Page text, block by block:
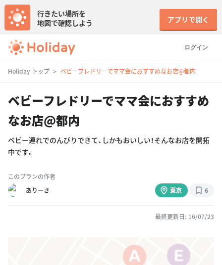
ログイン
行きたい場所を
地図で確認しよう
アプリで開く
Holiday トップ ベビーフレドリーでママ会におすすめなお店@都内
ベビーフレドリーでママ会におすすめ
なお店@都内
ベビー連れでのんびりできて、しかもおいしい！そんなお店を開拓
中です。
このプランの作者
ありーさ
東京 6
最終更新日: 16/07/23